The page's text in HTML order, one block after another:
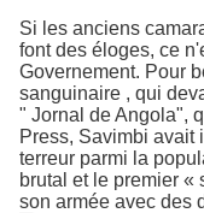
Si les anciens
font des éloges, ce
Governement. Pour
sanguinaire , qui
" Jornal de Angola",
Press, Savimbi avait
terreur parmi la
brutal et le premier «
son armée avec des